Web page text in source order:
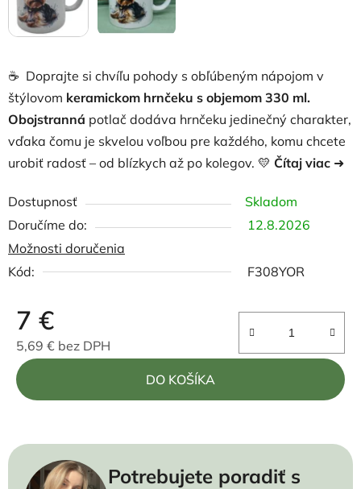
☕ Doprajte si chvíľu pohody s obľúbeným nápojom v
štýlovom keramickom hrnčeku s objemom 330 ml.
Obojstranná potlač dodáva hrnčeku jedinečný charakter,
vďaka čomu je skvelou voľbou pre každého, komu chcete
urobiť radosť – od blízkych až po kolegov. 💛 Čítaj viac ➜
Dostupnosť
Skladom
12.8.2026
Možnosti doručenia
Kód:
F308YOR
7 €
5,69 € bez DPH
Jednotková cena:
DO KOŠÍKA
Potrebujete poradiť s